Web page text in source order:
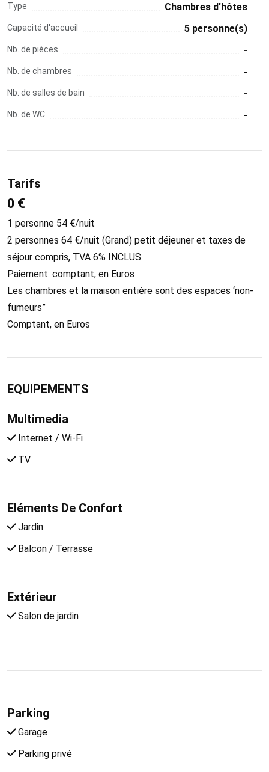
Type Chambres d'hôtes
Capacité d'accueil 5 personne(s)
Nb. de pièces -
Nb. de chambres -
Nb. de salles de bain -
Nb. de WC -
Tarifs
0 €
1 personne 54 €/nuit
2 personnes 64 €/nuit (Grand) petit déjeuner et taxes de
séjour compris, TVA 6% INCLUS.
Paiement: comptant, en Euros
Les chambres et la maison entière sont des espaces ‘non-
fumeurs”
Comptant, en Euros
EQUIPEMENTS
Multimedia
Internet / Wi-Fi
TV
Eléments De Confort
Jardin
Balcon / Terrasse
Extérieur
Salon de jardin
Parking
Garage
Parking privé